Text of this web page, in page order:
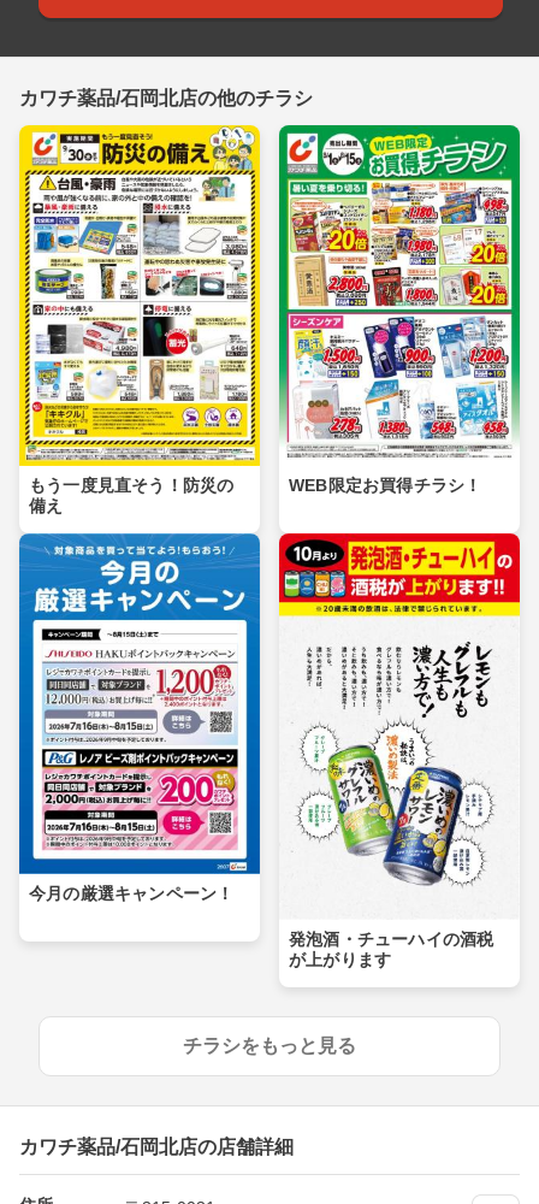
カワチ薬品/石岡北店の他のチラシ
もう一度見直そう！防災の
備え
WEB限定お買得チラシ！
今月の厳選キャンペーン！
発泡酒・チューハイの酒税
が上がります
チラシをもっと見る
カワチ薬品/石岡北店の店舗詳細